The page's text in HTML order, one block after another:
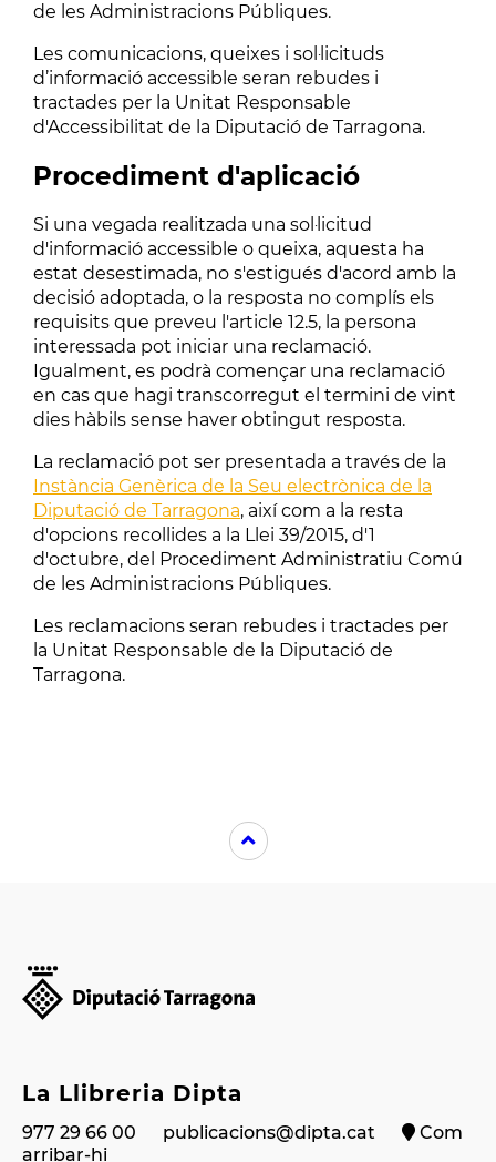
de les Administracions Públiques.
Les comunicacions, queixes i sol·licituds
d’informació accessible seran rebudes i
tractades per la Unitat Responsable
d'Accessibilitat de la Diputació de Tarragona.
Procediment d'aplicació
Si una vegada realitzada una sol·licitud
d'informació accessible o queixa, aquesta ha
estat desestimada, no s'estigués d'acord amb la
decisió adoptada, o la resposta no complís els
requisits que preveu l'article 12.5, la persona
interessada pot iniciar una reclamació.
Igualment, es podrà començar una reclamació
en cas que hagi transcorregut el termini de vint
dies hàbils sense haver obtingut resposta.
La reclamació pot ser presentada a través de la
Instància Genèrica de la Seu electrònica de la
Diputació de Tarragona, així com a la resta
d'opcions recollides a la Llei 39/2015, d'1
d'octubre, del Procediment Administratiu Comú
de les Administracions Públiques.
Les reclamacions seran rebudes i tractades per
la Unitat Responsable de la Diputació de
Tarragona.
La Llibreria Dipta
977 29 66 00 publicacions@dipta.cat
Com
arribar-hi